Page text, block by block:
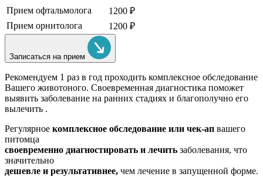
Прием офтальмолога
1200 ₽
Прием орнитолога
1200 ₽
Записаться на прием
Рекомендуем 1 раз в год проходить комплексное обследование
Вашего животоного. Своевременная диагностика поможет
выявить заболевание на ранних стадиях и благополучно его
вылечить .
Регулярное комплексное обследование или чек-ап вашего
питомца
своевременно диагностировать и лечить заболевания, что
значительно
дешевле и результативнее, чем лечение в запущенной форме.